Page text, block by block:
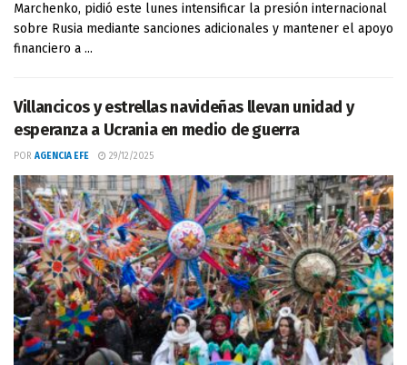
Marchenko, pidió este lunes intensificar la presión internacional
sobre Rusia mediante sanciones adicionales y mantener el apoyo
financiero a ...
Villancicos y estrellas navideñas llevan unidad y
esperanza a Ucrania en medio de guerra
POR AGENCIA EFE 29/12/2025